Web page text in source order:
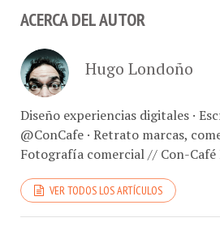
Diseño experiencias digitales ·
@ConCafe · Retrato marcas,
Fotografía comercial // Con-